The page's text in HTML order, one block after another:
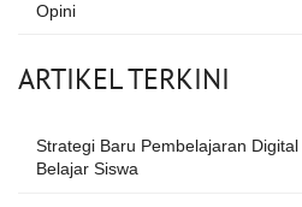
Opini
ARTIKEL TERKINI
Strategi Baru Pembelajaran
Belajar Siswa